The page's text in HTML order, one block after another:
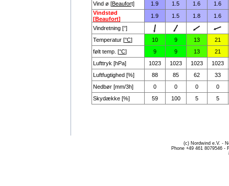
Vind ø [Beaufort] 1.9 1.5 1.6
1.6
Vindstød
[Beaufort] 1.9 1.5 1.8
1.6
Vindretning [°]
Temperatur [°C] 10 9 13
21
følt temp. [°C] 9 9 13
21
Lufttryk [hPa]
1023 1023 1023
1023
Luftfugtighed [%]
88 85 62
33
Nedbør [mm/3h]
0 0 0
0
Skydække [%]
59 100 5 5
(c) Nordwind e.V. -
Phone +49 461 8079546 -